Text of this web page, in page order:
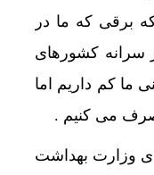
برقی که ما در
سرانه کشورهای
ما کم داریم اما
می کنیم .
وزارت بهداشت